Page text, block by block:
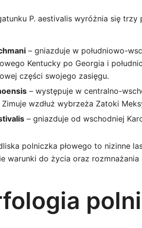
P. aestivalis wyróżnia się trzy
– gniazduje w południowo-
Kentucky po Georgia i
części swojego zasięgu.
– występuje w centralno-
Zimuje wzdłuż wybrzeża Zatoki
– gniazduje od wschodniej
polniczka płowego to nizinne
warunki do życia oraz rozmnażania